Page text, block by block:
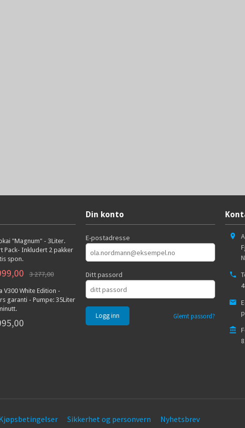
"Magnum" - 3Liter.
Pack- Inkludert 2 pakker
spon.
3 277,00
V300 White Edition -
garanti - Pumpe: 35Liter
Din konto
E-postadresse
Ditt passord
Glemt passord?
Sikkerhet og personvern Nyhetsbrev